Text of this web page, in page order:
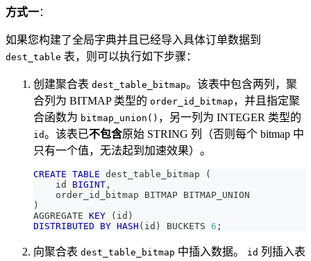
方式一：
如果您构建了全局字典并且已经导入具体订单数据到
dest_table 表，则可以执行如下步骤：
创建聚合表 dest_table_bitmap。该表中包含两列，聚
合列为 BITMAP 类型的 order_id_bitmap ，并且指定聚
合函数为 bitmap_union() ，另一列为 INTEGER 类型的
id。该表已不包含原始 STRING 列（否则每个 bitmap 中
只有一个值，无法起到加速效果）。
CREATE TABLE dest_table_bitmap
(
    id
BIGINT ,
    order_id_bitmap BITMAP BITMAP_UNION
)
AGGREGATE KEY ( id )
DISTRIBUTED
BY HASH ( id ) BUCKETS 6 ;
向聚合表 dest_table_bitmap 中插入数据。 id 列插入表